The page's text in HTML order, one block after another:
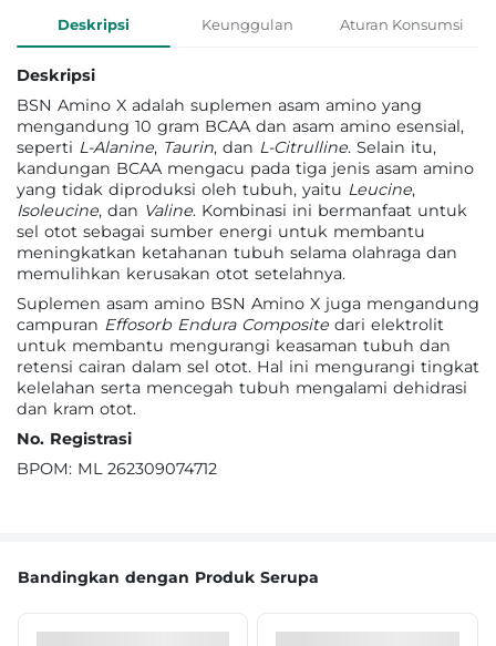
Informasi Produk
Deskripsi Keunggulan Aturan Konsumsi
Deskripsi
BSN Amino X adalah suplemen asam amino yang
mengandung 10 gram BCAA dan asam amino esensial,
seperti L-Alanine, Taurin, dan L-Citrulline. Selain itu,
kandungan BCAA mengacu pada tiga jenis asam amino
yang tidak diproduksi oleh tubuh, yaitu Leucine,
Isoleucine, dan Valine. Kombinasi ini bermanfaat untuk
sel otot sebagai sumber energi untuk membantu
meningkatkan ketahanan tubuh selama olahraga dan
memulihkan kerusakan otot setelahnya.
Suplemen asam amino BSN Amino X juga mengandung
campuran Effosorb Endura Composite dari elektrolit
untuk membantu mengurangi keasaman tubuh dan
retensi cairan dalam sel otot. Hal ini mengurangi tingkat
kelelahan serta mencegah tubuh mengalami dehidrasi
dan kram otot.
No. Registrasi
BPOM: ML 262309074712
Bandingkan dengan Produk Serupa